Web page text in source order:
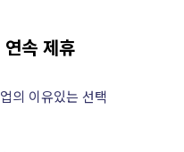
속 제휴
의 이유있는 선택